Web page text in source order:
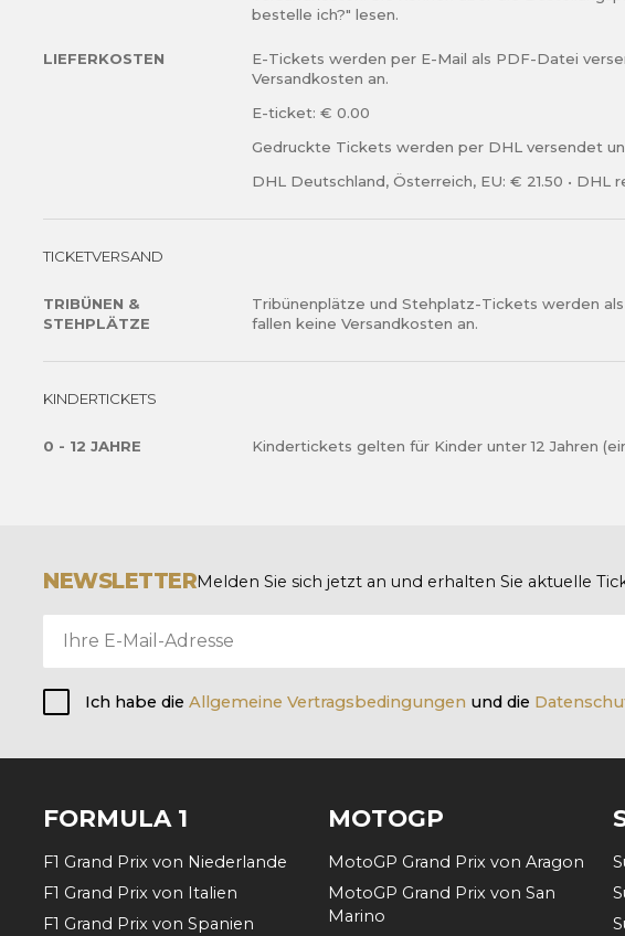
erhalten.
Ich habe dieAllgemeine Vertragsbedingungen
Datenschutzrichtlinien
ABONNIEREN
Laterale Parabolica bietet einen hervorragenden Blick auf die F1-Autos,
sodass die Zuschauer für alle Wetterbedingungen am Rennwochenende
vorbereitet sein sollten. Jeder Sektor bietet einen etwas anderen
wobei Sektor A den besten Blick auf den Einlauf in die Parabolica bietet.
Durch Ankreuzen dieses Kästchens erklären Sie
erhalten.
ABONNIEREN
bestelle ich?" lesen.
LIEFERKOSTEN
E-Tickets werden per E-Mail als PDF-Datei
Versandkosten an.
E-ticket: € 0.00
Gedruckte Tickets werden per DHL versendet
DHL Deutschland, Österreich, EU: € 21.50 • DHL
TICKETVERSAND
TRIBÜNEN &
STEHPLÄTZE
Tribünenplätze und Stehplatz-Tickets werden
fallen keine Versandkosten an.
KINDERTICKETS
0 - 12 JAHRE Kindertickets gelten für Kinder unter 12 Jahren
NEWSLETTERMelden Sie sich jetzt an und erhalten Sie aktuelle
Ich habe die Allgemeine Vertragsbedingungen und die
FORMULA 1
F1 Grand Prix von Niederlande
F1 Grand Prix von Italien
F1 Grand Prix von Spanien
MOTOGP
MotoGP Grand Prix von Aragon
MotoGP Grand Prix von San
Marino